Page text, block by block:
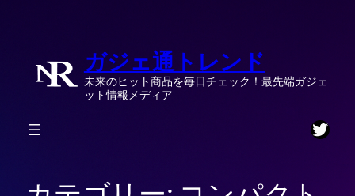
ガジェ通トレンド
未来のヒット商品を毎日チェック！最先端ガジェ
ット情報メディア